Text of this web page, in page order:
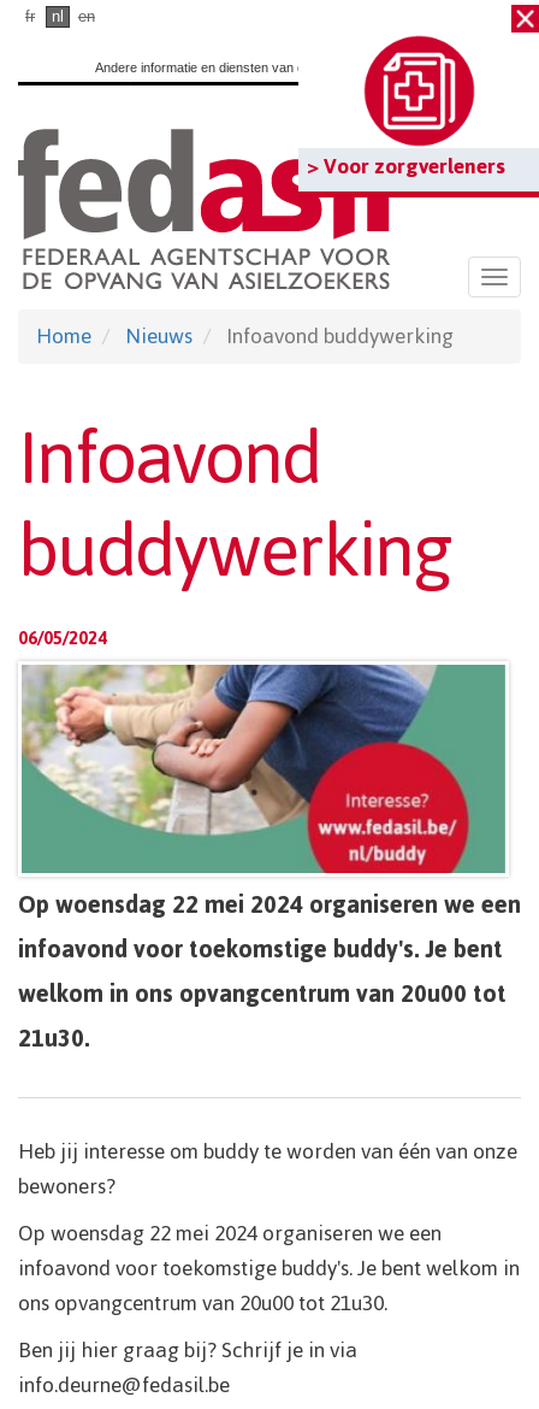
hoofdinhoud
> Voor zorgverleners
fr nl en
Andere informatie en diensten van de overheid:www.belgium.be
Home Nieuws Infoavond buddywerking
Infoavond
buddywerking
06/05/2024
Op woensdag 22 mei 2024 organiseren we een
infoavond voor toekomstige buddy's. Je bent
welkom in ons opvangcentrum van 20u00 tot
21u30.
Heb jij interesse om buddy te worden van één van onze
bewoners?
Op woensdag 22 mei 2024 organiseren we een
infoavond voor toekomstige buddy's. Je bent welkom in
ons opvangcentrum van 20u00 tot 21u30.
Ben jij hier graag bij? Schrijf je in via
info.deurne@fedasil.be